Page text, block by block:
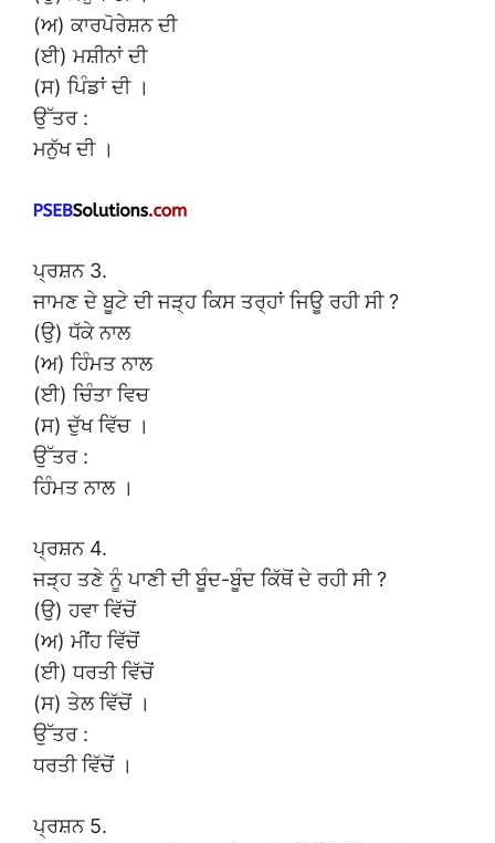
(ਅ) ਕਾਰਪੋਰੇਸ਼ਨ ਦੀ
(ਈ) ਮਸ਼ੀਨਾਂ ਦੀ
(ਸ) ਪਿੰਡਾਂ ਦੀ ।
ਉੱਤਰ :
ਮਨੁੱਖ ਦੀ ।
ਪ੍ਰਸ਼ਨ 3.
ਜਾਮਣ ਦੇ ਬੂਟੇ ਦੀ ਜੜ੍ਹ ਕਿਸ ਤਰ੍ਹਾਂ ਜਿਊ ਰਹੀ ਸੀ ?
(ਉ) ਧੱਕੇ ਨਾਲ
(ਅ) ਹਿੰਮਤ ਨਾਲ
(ਈ) ਚਿੰਤਾ ਵਿਚ
(ਸ) ਦੁੱਖ ਵਿੱਚ ।
ਉੱਤਰ :
ਹਿੰਮਤ ਨਾਲ ।
ਪ੍ਰਸ਼ਨ 4.
ਜੜ੍ਹ ਤਣੇ ਨੂੰ ਪਾਣੀ ਦੀ ਬੂੰਦ-ਬੂੰਦ ਕਿੱਥੋਂ ਦੇ ਰਹੀ ਸੀ ?
(ਉ) ਹਵਾ ਵਿੱਚੋਂ
(ਅ) ਮੀਂਹ ਵਿੱਚੋਂ
(ਈ) ਧਰਤੀ ਵਿੱਚੋਂ
(ਸ) ਤੇਲ ਵਿੱਚੋਂ ।
ਉੱਤਰ :
ਧਰਤੀ ਵਿੱਚੋਂ ।
ਪ੍ਰਸ਼ਨ 5.